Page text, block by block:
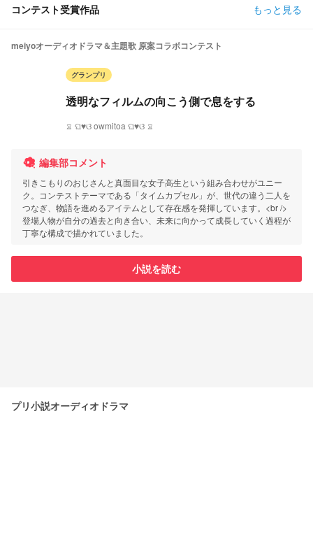
コンテスト受賞作品 もっと見る
meiyoオーディオドラマ＆主題歌 原案コラボコンテスト
グランプリ
透明なフィルムの向こう側で息をする
♖ ଘ♥ଓ owmitoa ଘ♥ଓ ♖
編集部コメント
引きこもりのおじさんと真面目な女子高生という組み合わせがユニー
ク。コンテストテーマである「タイムカプセル」が、世代の違う二人を
つなぎ、物語を進めるアイテムとして存在感を発揮しています。<br />
登場人物が自分の過去と向き合い、未来に向かって成長していく過程が
丁寧な構成で描かれていました。
小説を読む
プリ小説オーディオドラマ